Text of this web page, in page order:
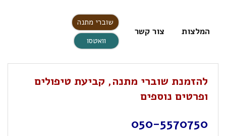
המלצות צור קשר
שוברי מתנה
וואטסו
להזמנת שוברי מתנה, קביעת טיפולים
ופרטים נוספים
050-5570750